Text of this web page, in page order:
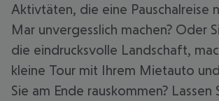
Aktivtäten, die eine Pauschalreise
Mar unvergesslich machen? Oder
die eindrucksvolle Landschaft,
kleine Tour mit Ihrem Mietauto
Sie am Ende rauskommen? Lassen